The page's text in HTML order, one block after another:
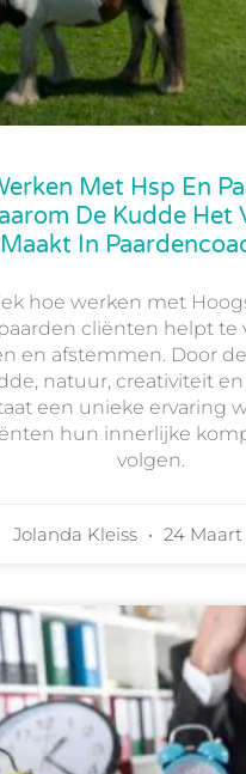
Met Hsp En
De Kudde Het
Maakt In
hoe werken met
cliënten helpt te
en afstemmen. Door
natuur, creativiteit
een unieke ervaring
hun innerlijke
volgen.
Jolanda Kleiss 24 Maart